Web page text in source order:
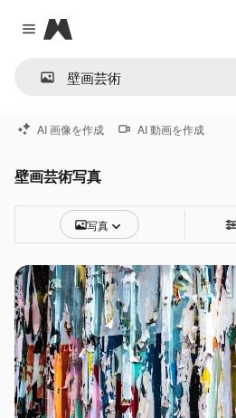
Close menu
Magnific
AI 画像を作成 AI 動画を作成
壁画芸術写真
写真